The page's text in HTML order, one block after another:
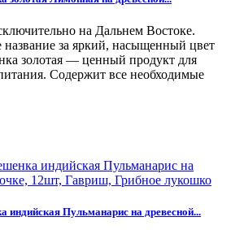
на Дальнем Востоке.
название за яркий, насыщенный цвет
золотая — ценный продукт для
Содержит все необходимые
индийская Пульманарис на древесной...